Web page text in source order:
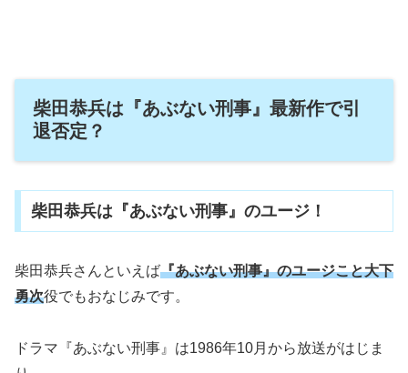
柴田恭兵は『あぶない刑事』最新作で引
退否定？
柴田恭兵は『あぶない刑事』のユージ！
柴田恭兵さんといえば『あぶない刑事』のユージこと大下
勇次役でもおなじみです。
ドラマ『あぶない刑事』は1986年10月から放送がはじま